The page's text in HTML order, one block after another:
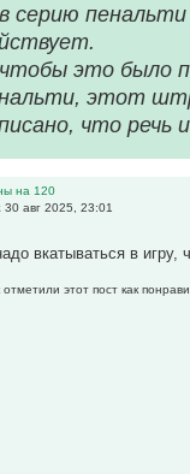
серию
это было
этот
что речь
на 120
30 авг 2025, 23:01
вкатываться в игру,
отметили этот пост как